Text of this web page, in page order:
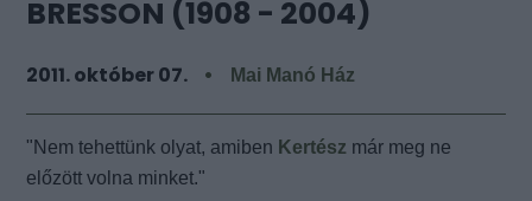
BRESSON (1908 - 2004)
2011. október 07. Mai Manó Ház
"Nem tehettünk olyat, amiben Kertész már meg ne
előzött volna minket."